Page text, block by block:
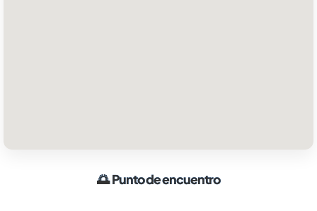
🌅Punto de encuentro